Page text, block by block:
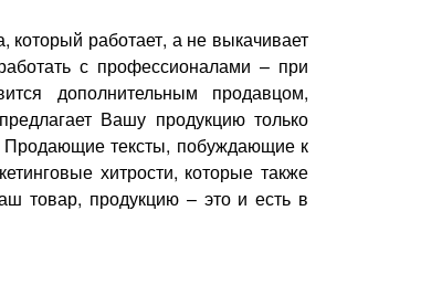
который работает, а не выкачивает
с профессионалами – при
дополнительным продавцом,
Вашу продукцию только
Продающие тексты, побуждающие к
хитрости, которые также
товар, продукцию – это и есть в